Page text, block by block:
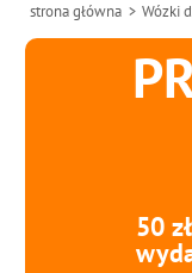
strona główna Wózki
50